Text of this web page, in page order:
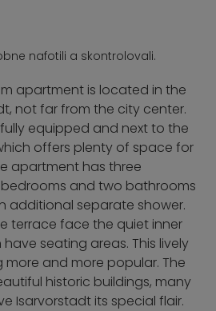
nafotili a skontrolovali.
apartment is located in the
not far from the city center.
equipped and next to the
offers plenty of space for
apartment has three
and two bathrooms
additional separate shower.
terrace face the quiet inner
seating areas. This lively
and more popular. The
historic buildings, many
Isarvorstadt its special flair.